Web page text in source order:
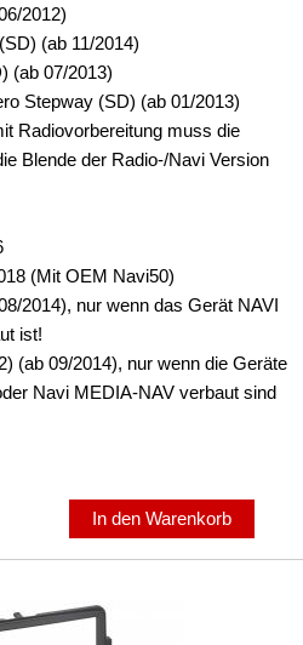
2012)
(ab 11/2014)
(ab 07/2013)
Stepway (SD) (ab 01/2013)
Radiovorbereitung muss die
Blende der Radio-/Navi Version
(Mit OEM Navi50)
2014), nur wenn das Gerät NAVI
ist!
(ab 09/2014), nur wenn die Geräte
Navi MEDIA-NAV verbaut sind
In den Warenkorb